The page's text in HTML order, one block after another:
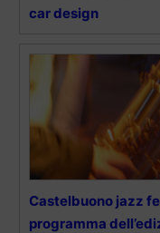
car design
Castelbuono jazz
programma